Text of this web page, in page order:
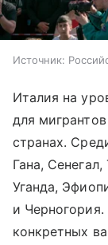
Источник:
Италия на
для
странах.
Гана,
Уганда,
и Черногория.
конкретных